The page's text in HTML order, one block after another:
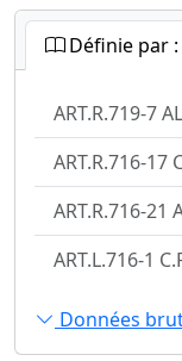
Définie par :
ART.R.719-7
ART.R.716-17
ART.R.716-21
ART.L.716-1
Données